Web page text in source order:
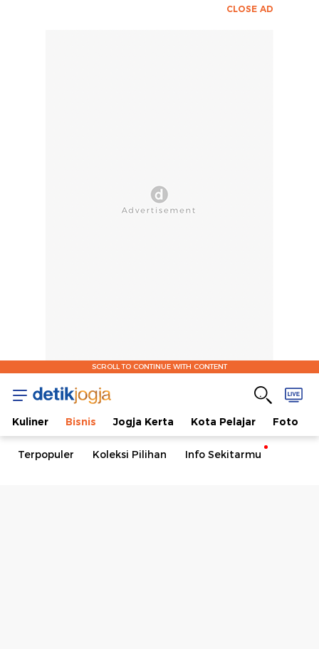
CLOSE AD
SCROLL TO CONTINUE WITH CONTENT
Kuliner Bisnis Jogja Kerta Kota Pelajar Foto
Terpopuler Koleksi Pilihan Info Sekitarmu